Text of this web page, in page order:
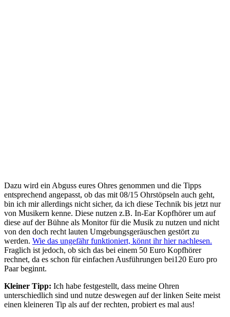
Dazu wird ein Abguss eures Ohres genommen und die Tipps
entsprechend angepasst, ob das mit 08/15 Ohrstöpseln auch geht,
bin ich mir allerdings nicht sicher, da ich diese Technik bis jetzt nur
von Musikern kenne. Diese nutzen z.B. In-Ear Kopfhörer um auf
diese auf der Bühne als Monitor für die Musik zu nutzen und nicht
von den doch recht lauten Umgebungsgeräuschen gestört zu
werden. Wie das ungefähr funktioniert, könnt ihr hier nachlesen.
Fraglich ist jedoch, ob sich das bei einem 50 Euro Kopfhörer
rechnet, da es schon für einfachen Ausführungen bei120 Euro pro
Paar beginnt.
Kleiner Tipp: Ich habe festgestellt, dass meine Ohren
unterschiedlich sind und nutze deswegen auf der linken Seite meist
einen kleineren Tip als auf der rechten, probiert es mal aus!